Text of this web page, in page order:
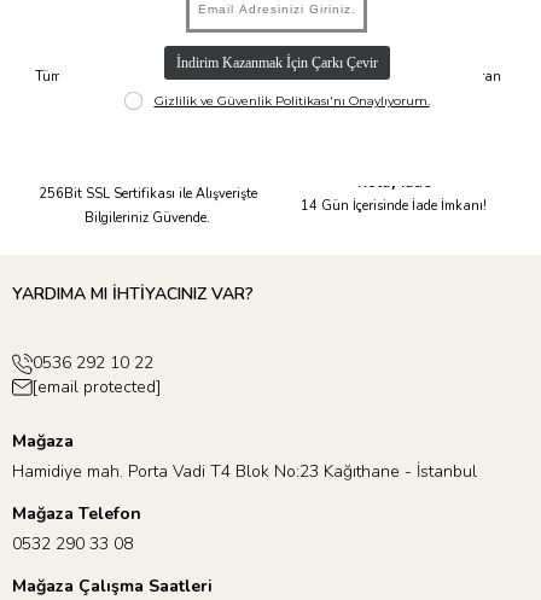
Hızlı Kargo
Tüm Siparişleriniz Aynı Gün 14.00'a
Kadar Kargolanır.
Taksit İmkanı
Tüm Ürünlerde 6 Aya Kadar Varan
Taksit İmkanı!
256Bit SSL Sertifikası ile Alışverişte
Bilgileriniz Güvende.
Kolay İade
14 Gün İçerisinde İade İmkanı!
YARDIMA MI İHTİYACINIZ VAR?
0536 292 10 22
[email protected]
Mağaza
Hamidiye mah. Porta Vadi T4 Blok No:23 Kağıthane - İstanbul
Mağaza Telefon
0532 290 33 08
Mağaza Çalışma Saatleri